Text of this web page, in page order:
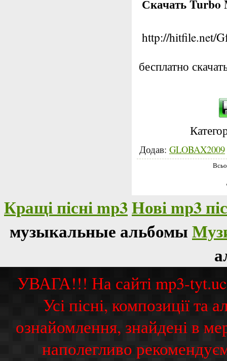
Скачать
http://hitfile.net/
бесплатно
Додав: GLOBAX2009
Кращі пісні mp3Нові mp3
музыкальные альбомы
УВАГА!!! На сайті mp3-
Усі пісні, композиції
ознайомлення, знайдені в
наполегливо